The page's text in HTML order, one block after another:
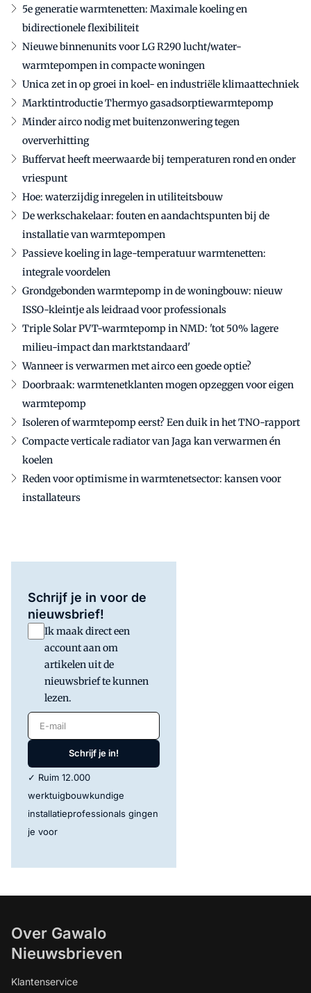
5e generatie warmtenetten: Maximale koeling en
bidirectionele flexibiliteit
Nieuwe binnenunits voor LG R290 lucht/water-
warmtepompen in compacte woningen
Unica zet in op groei in koel- en industriële klimaattechniek
Marktintroductie Thermyo gasadsorptiewarmtepomp
Minder airco nodig met buitenzonwering tegen
oververhitting
Buffervat heeft meerwaarde bij temperaturen rond en onder
vriespunt
Hoe: waterzijdig inregelen in utiliteitsbouw
De werkschakelaar: fouten en aandachtspunten bij de
installatie van warmtepompen
Passieve koeling in lage-temperatuur warmtenetten:
integrale voordelen
Grondgebonden warmtepomp in de woningbouw: nieuw
ISSO-kleintje als leidraad voor professionals
Triple Solar PVT-warmtepomp in NMD: 'tot 50% lagere
milieu-impact dan marktstandaard'
Wanneer is verwarmen met airco een goede optie?
Doorbraak: warmtenetklanten mogen opzeggen voor eigen
warmtepomp​
Isoleren of warmtepomp eerst? Een duik in het TNO-rapport
Compacte verticale radiator van Jaga kan verwarmen én
koelen
Reden voor optimisme in warmtenetsector: kansen voor
installateurs​​
Schrijf je in voor de
nieuwsbrief!
Ik maak direct een
account aan om
artikelen uit de
nieuwsbrief te kunnen
lezen.
E-mail
Schrijf je in!
✓ Ruim 12.000
werktuigbouwkundige
installatieprofessionals gingen
je voor
Over Gawalo
Nieuwsbrieven
Klantenservice